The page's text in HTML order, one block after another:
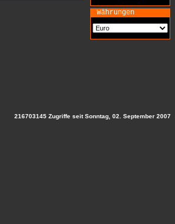
Währungen
216703145 Zugriffe seit Sonntag, 02. September 2007